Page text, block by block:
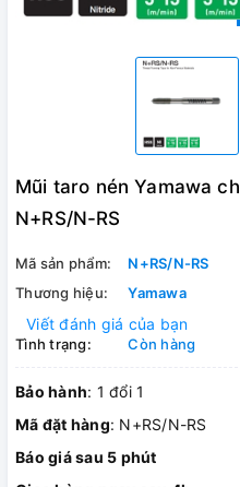
Mũi taro nén Yamawa
N+RS/N-RS
Mã sản phẩm:
N+RS/N-RS
Thương hiệu:
Yamawa
Viết đánh giá của bạn
Tình trạng: Còn hàng
Bảo hành: 1 đổi 1
Mã đặt hàng: N+RS/N-RS
Báo giá sau 5 phút